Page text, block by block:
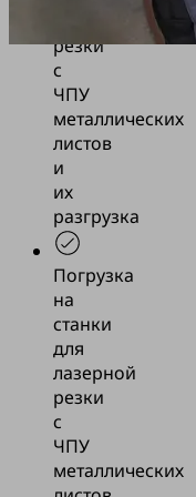
резки
с
ЧПУ
металлических
листов
и
их
разгрузка
Погрузка
на
станки
для
лазерной
резки
с
ЧПУ
металлических